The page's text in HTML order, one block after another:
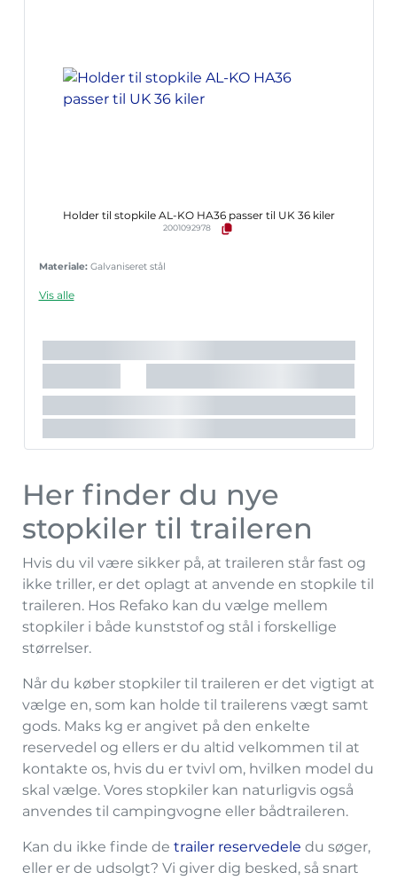
Holder til stopkile AL-KO HA36 passer til UK 36 kiler
2001092978
Materiale: Galvaniseret stål
Vis alle
Her finder du nye
stopkiler til traileren
Hvis du vil være sikker på, at traileren står fast og
ikke triller, er det oplagt at anvende en stopkile til
traileren. Hos Refako kan du vælge mellem
stopkiler i både kunststof og stål i forskellige
størrelser.
Når du køber stopkiler til traileren er det vigtigt at
vælge en, som kan holde til trailerens vægt samt
gods. Maks kg er angivet på den enkelte
reservedel og ellers er du altid velkommen til at
kontakte os, hvis du er tvivl om, hvilken model du
skal vælge. Vores stopkiler kan naturligvis også
anvendes til campingvogne eller bådtraileren.
Kan du ikke finde de trailer reservedele du søger,
eller er de udsolgt? Vi giver dig besked, så snart